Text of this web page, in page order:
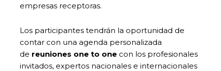
empresas receptoras.
Los participantes tendrán la oportunidad de
contar con una agenda personalizada
de reuniones one to one con los profesionales
invitados, expertos nacionales e internacionales